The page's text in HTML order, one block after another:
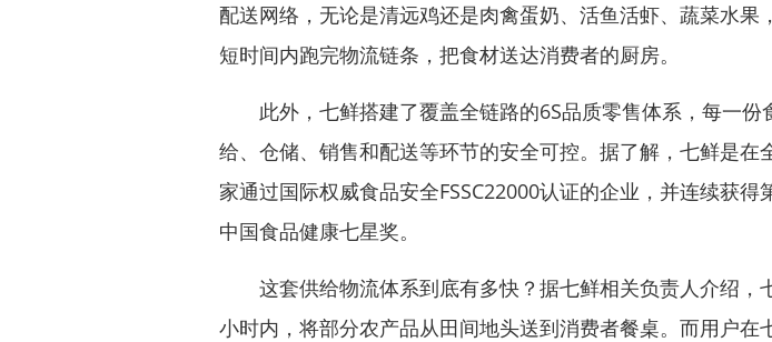
配送网络，无论是清远鸡还是肉禽蛋奶、活鱼活虾、蔬菜水果
短时间内跑完物流链条，把食材送达消费者的厨房。
此外，七鲜搭建了覆盖全链路的6S品质零售体系，每一份
给、仓储、销售和配送等环节的安全可控。据了解，七鲜是在
家通过国际权威食品安全FSSC22000认证的企业，并连续获得
中国食品健康七星奖。
这套供给物流体系到底有多快？据七鲜相关负责人介绍，
小时内，将部分农产品从田间地头送到消费者餐桌。而用户在